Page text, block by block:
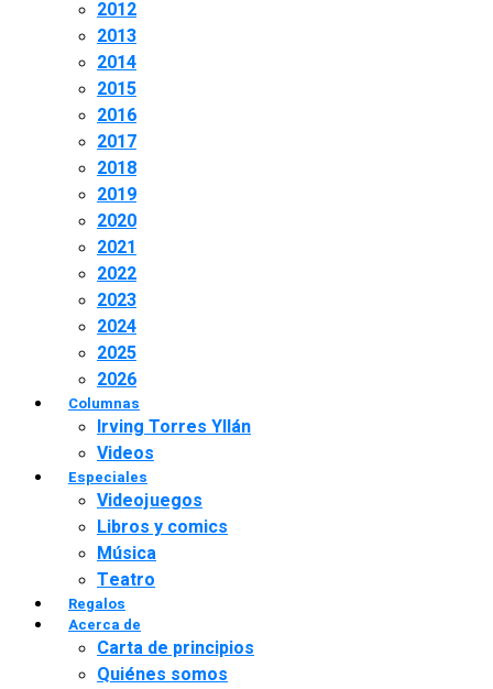
2012
2013
2014
2015
2016
2017
2018
2019
2020
2021
2022
2023
2024
2025
2026
Columnas
Irving Torres Yllán
Videos
Especiales
Videojuegos
Libros y comics
Música
Teatro
Regalos
Acerca de
Carta de principios
Quiénes somos